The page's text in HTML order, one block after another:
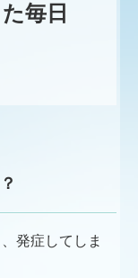
毎日
発症してしま